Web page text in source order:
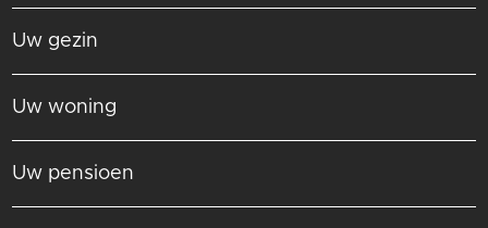
Uw gezin
Uw woning
Uw pensioen